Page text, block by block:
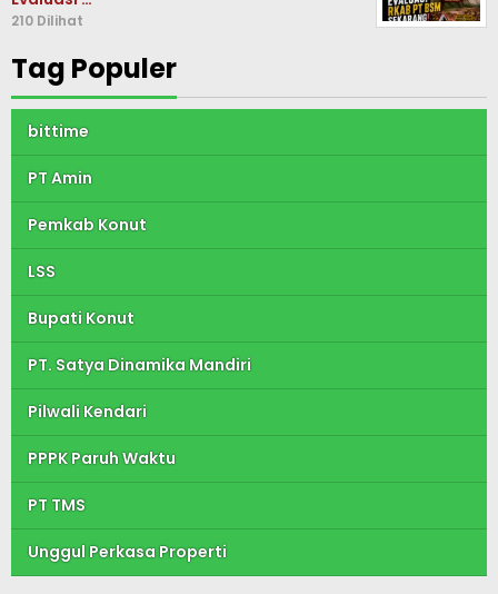
210 Dilihat
Tag Populer
bittime
PT Amin
Pemkab Konut
LSS
Bupati Konut
PT. Satya Dinamika Mandiri
Pilwali Kendari
PPPK Paruh Waktu
PT TMS
Unggul Perkasa Properti